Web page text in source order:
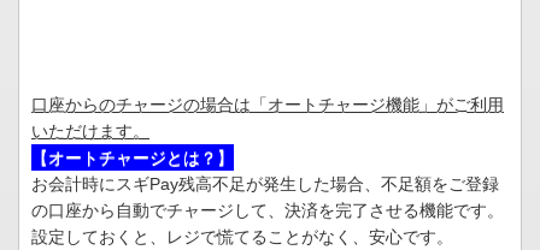
口座からのチャージの場合は「オートチャージ機能」がご利用
いただけます。
【オートチャージとは？】
お会計時にスギPay残高不足が発生した場合、不足額をご登録
の口座から自動でチャージして、決済を完了させる機能です。
設定しておくと、レジで慌てることがなく、安心です。